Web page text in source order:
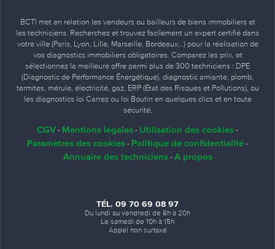
BCTI met en relation les vendeurs ou bailleurs de biens immobiliers et
les techniciens. Recherchez et trouvez facilement un expert certifié dans
votre ville (Paris, Lyon, Lille, Marseille, Bordeaux…) pour la réalisation de
vos diagnostics immobiliers obligatoires. Comparez les prix, et
sélectionnez la meilleure offre parmi plus de 300 techniciens : DPE
(Diagnostic de Performance Énergétique), diagnostic amiante, plomb,
termites, mérule, électricité, gaz, ERP (État des Risques et Pollutions), ou
les diagnostics loi Carrez ou loi Boutin en quelques clics et en toute
sécurité.
CGV - Mentions légales - Utilisation des cookies -
Paramètres des cookies - Politique de confidentialité -
Annuaire des techniciens- A propos
TÉL. 09 70 69 08 97
Du lundi au vendredi de 8h à 20h
Le samedi de 10h à 15h
Appel non surtaxé